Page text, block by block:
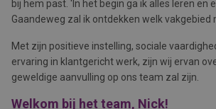
bij hem past. 'In het begin ga ik alles leren en
Gaandeweg zal ik ontdekken welk vakgebied
Met zijn positieve instelling, sociale
ervaring in klantgericht werk, zijn wij ervan
geweldige aanvulling op ons team zal zijn.
Welkom bij het team, Nick!